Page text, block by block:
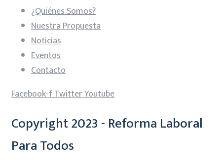
¿Quiénes Somos?
Nuestra Propuesta
Noticias
Eventos
Contacto
Facebook-fTwitterYoutube
Copyright 2023 - Reforma Laboral
Para Todos